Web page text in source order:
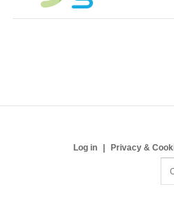
Log in Privacy &